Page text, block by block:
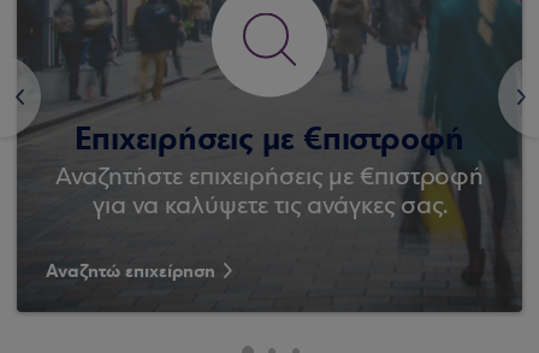
<
Επιχειρήσεις με €πιστροφή
Αναζητήστε επιχειρήσεις με €πιστροφή
για να καλύψετε τις ανάγκες σας.
Αναζητώ επιχείρηση
>